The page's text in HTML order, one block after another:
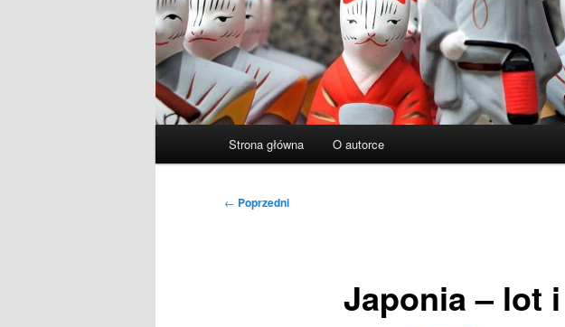
Strona główna O autorce
Nawigacja
← Poprzedni
Japonia – lot